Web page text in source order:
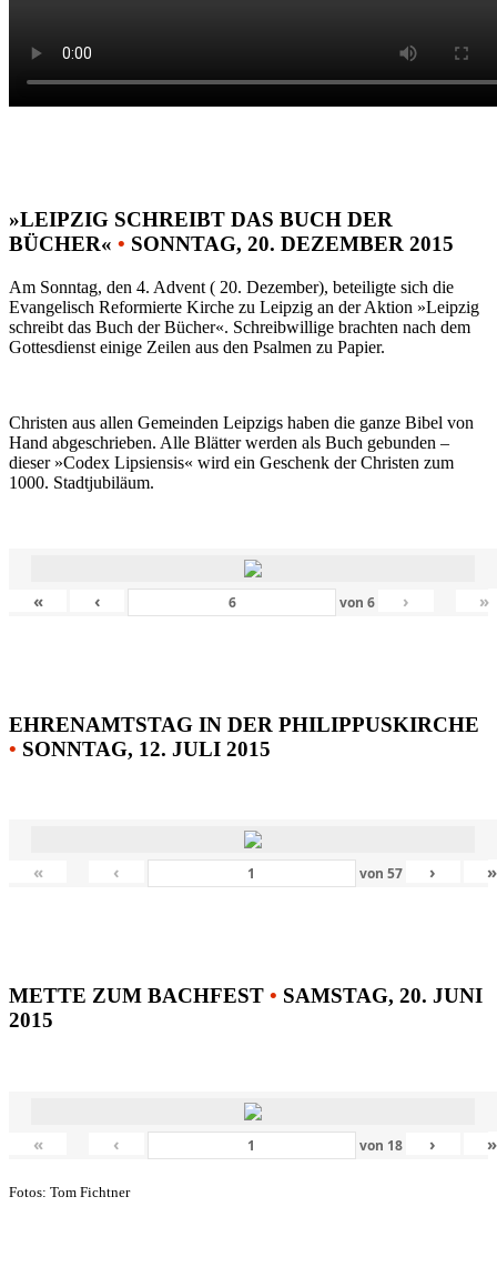
»LEIPZIG SCHREIBT DAS BUCH DER
BÜCHER« • SONNTAG, 20. DEZEMBER 2015
Am Sonntag, den 4. Advent ( 20. Dezember), beteiligte sich die
Evangelisch Reformierte Kirche zu Leipzig an der Aktion »Leipzig
schreibt das Buch der Bücher«. Schreibwillige brachten nach dem
Gottesdienst einige Zeilen aus den Psalmen zu Papier.
Christen aus allen Gemeinden Leipzigs haben die ganze Bibel von
Hand abgeschrieben. Alle Blätter werden als Buch gebunden –
dieser »Codex Lipsiensis« wird ein Geschenk der Christen zum
1000. Stadtjubiläum.
« ‹ von6 › »
EHRENAMTSTAG IN DER PHILIPPUSKIRCHE
• SONNTAG, 12. JULI 2015
« ‹ von 57 › »
METTE ZUM BACHFEST • SAMSTAG, 20. JUNI
2015
« ‹ von 18 › »
Fotos: Tom Fichtner